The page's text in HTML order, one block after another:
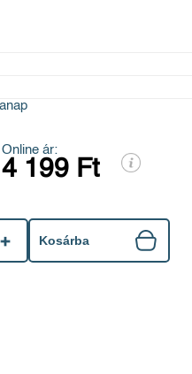
Online ár:
4 199 Ft
Kosárba